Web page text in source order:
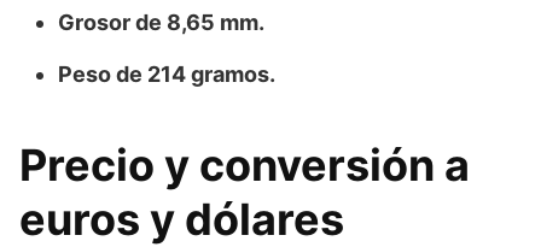
Grosor de 8,65 mm.
Peso de 214 gramos.
Precio y conversión a
euros y dólares